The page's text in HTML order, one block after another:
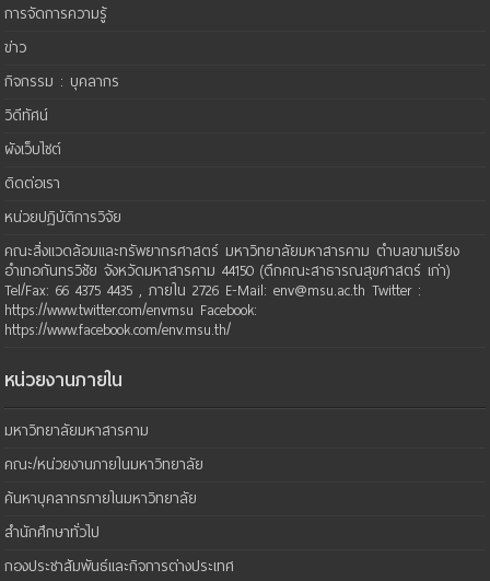
การจัดการความรู้
ข่าว
กิจกรรม : บุคลากร
วิดีทัศน์
ผังเว็บไซต์
ติดต่อเรา
หน่วยปฏิบัติการวิจัย
คณะสิ่งแวดล้อมและทรัพยากรศาสตร์ มหาวิทยาลัยมหาสารคาม ตำบลขามเรียง
อำเภอกันทรวิชัย จังหวัดมหาสารคาม 44150 (ตึกคณะสาธารณสุขศาสตร์ เก่า)
Tel/Fax: 66 4375 4435 , ภายใน 2726 E-Mail: env@msu.ac.th Twitter :
https://www.twitter.com/envmsu Facebook:
https://www.facebook.com/env.msu.th/
หน่วยงานภายใน
มหาวิทยาลัยมหาสารคาม
คณะ/หน่วยงานภายในมหาวิทยาลัย
ค้นหาบุคลากรภายในมหาวิทยาลัย
สำนักศึกษาทั่วไป
กองประชาสัมพันธ์และกิจการต่างประเทศ